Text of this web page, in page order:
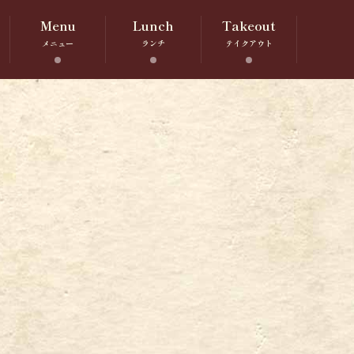
Menu
メニュー
Lunch
ランチ
Takeout
テイクアウト